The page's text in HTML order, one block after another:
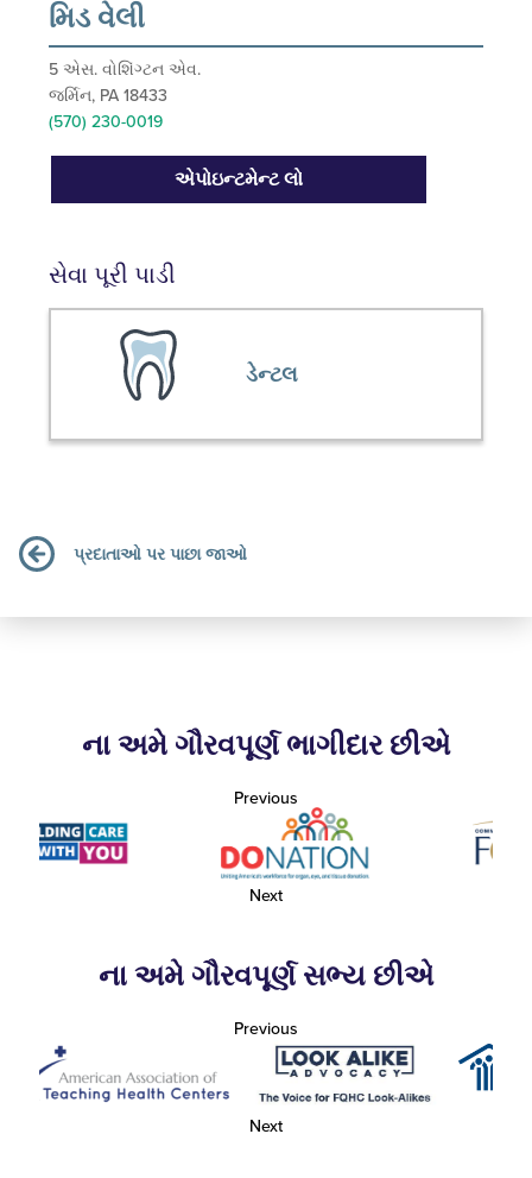
મિડ વેલી
5 એસ. વોશિંગ્ટન એવ.
જર્મિન, PA 18433
(570) 230-0019
એપોઇન્ટમેન્ટ લો
સેવા પૂરી પાડી
ડેન્ટલ
પ્રદાતાઓ પર પાછા જાઓ
ના અમે ગૌરવપૂર્ણ ભાગીદાર છીએ
Previous
Next
ના અમે ગૌરવપૂર્ણ સભ્ય છીએ
Previous
Next